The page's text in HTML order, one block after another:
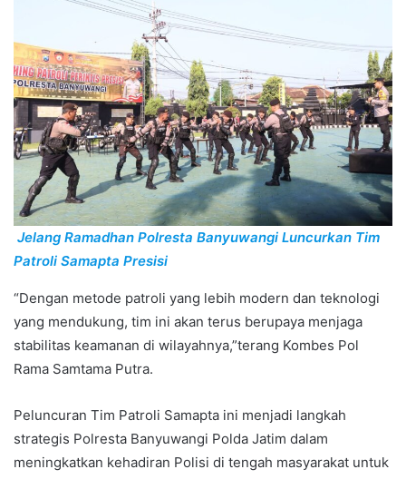
Jelang Ramadhan Polresta Banyuwangi Luncurkan Tim
Patroli Samapta Presisi
“Dengan metode patroli yang lebih modern dan teknologi
yang mendukung, tim ini akan terus berupaya menjaga
stabilitas keamanan di wilayahnya,”terang Kombes Pol
Rama Samtama Putra.
Peluncuran Tim Patroli Samapta ini menjadi langkah
strategis Polresta Banyuwangi Polda Jatim dalam
meningkatkan kehadiran Polisi di tengah masyarakat untuk